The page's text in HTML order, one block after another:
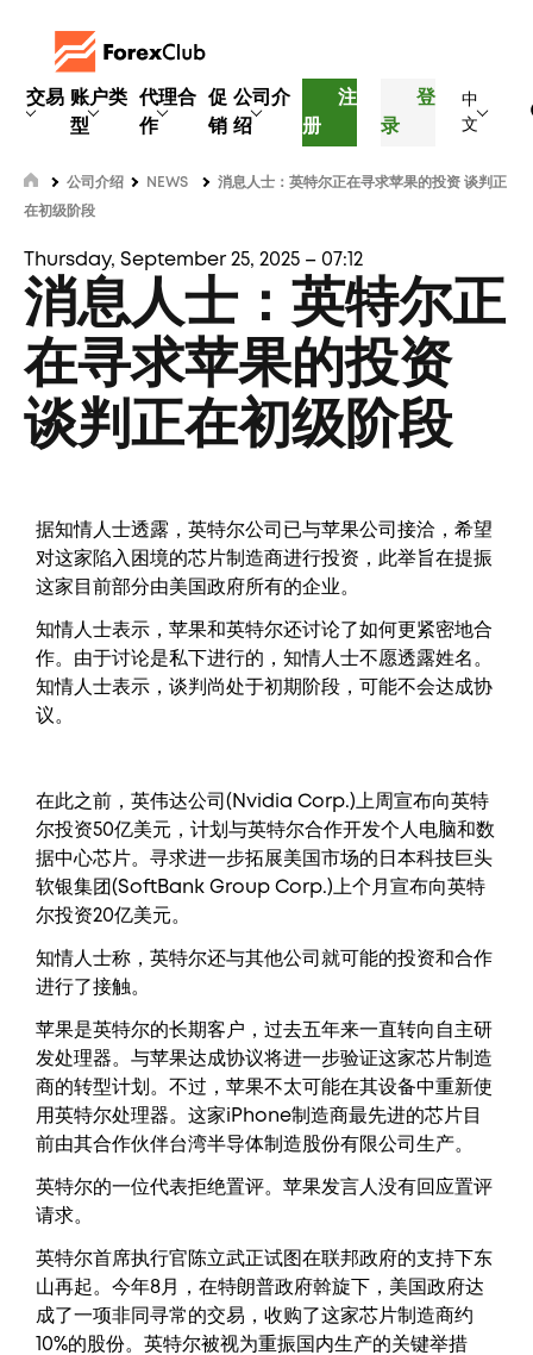
交易 账户类
型
代理合
作
促
销
公司介
绍
注
册
登
录
中
文
公司介绍 NEWS 消息人士：英特尔正在寻求苹果的投资 谈判正
在初级阶段
Thursday, September 25, 2025 – 07:12
消息人士：英特尔正
在寻求苹果的投资
谈判正在初级阶段
据知情人士透露，英特尔公司已与苹果公司接洽，希望
对这家陷入困境的芯片制造商进行投资，此举旨在提振
这家目前部分由美国政府所有的企业。
知情人士表示，苹果和英特尔还讨论了如何更紧密地合
作。由于讨论是私下进行的，知情人士不愿透露姓名。
知情人士表示，谈判尚处于初期阶段，可能不会达成协
议。
在此之前，英伟达公司(Nvidia Corp.)上周宣布向英特
尔投资50亿美元，计划与英特尔合作开发个人电脑和数
据中心芯片。寻求进一步拓展美国市场的日本科技巨头
软银集团(SoftBank Group Corp.)上个月宣布向英特
尔投资20亿美元。
知情人士称，英特尔还与其他公司就可能的投资和合作
进行了接触。
苹果是英特尔的长期客户，过去五年来一直转向自主研
发处理器。与苹果达成协议将进一步验证这家芯片制造
商的转型计划。不过，苹果不太可能在其设备中重新使
用英特尔处理器。这家iPhone制造商最先进的芯片目
前由其合作伙伴台湾半导体制造股份有限公司生产。
英特尔的一位代表拒绝置评。苹果发言人没有回应置评
请求。
英特尔首席执行官陈立武正试图在联邦政府的支持下东
山再起。今年8月，在特朗普政府斡旋下，美国政府达
成了一项非同寻常的交易，收购了这家芯片制造商约
10%的股份。英特尔被视为重振国内生产的关键举措